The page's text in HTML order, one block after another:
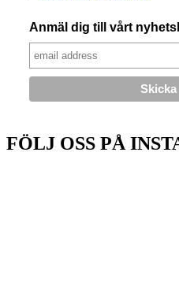
Anmäl dig till vårt
FÖLJ OSS PÅ